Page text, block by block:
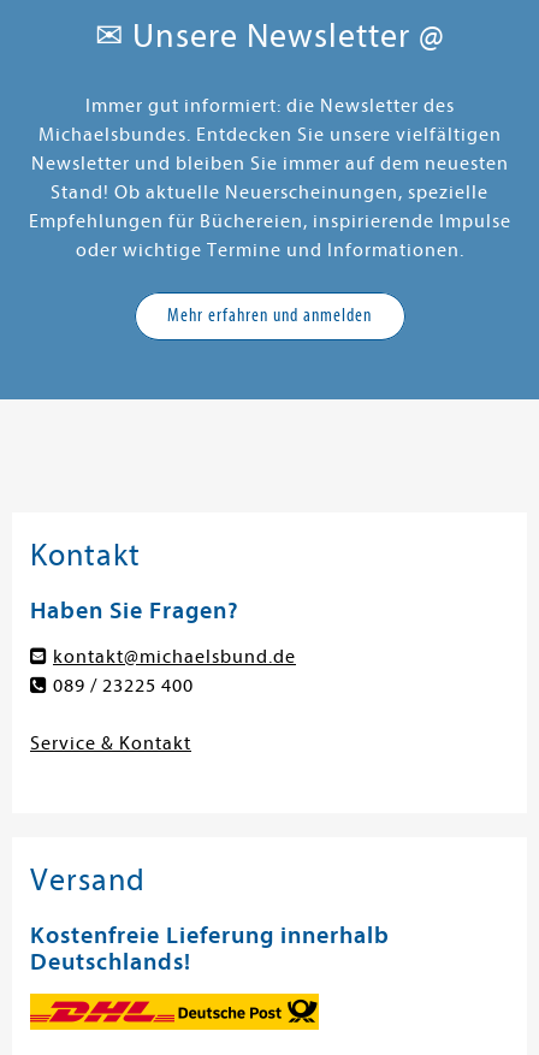
✉ Unsere Newsletter @
Immer gut informiert: die Newsletter des
Michaelsbundes. Entdecken Sie unsere vielfältigen
Newsletter und bleiben Sie immer auf dem neuesten
Stand! Ob aktuelle Neuerscheinungen, spezielle
Empfehlungen für Büchereien, inspirierende Impulse
oder wichtige Termine und Informationen.
Mehr erfahren und anmelden
Kontakt
Haben Sie Fragen?
kontakt@michaelsbund.de
089 / 23225 400
Service & Kontakt
Versand
Kostenfreie Lieferung innerhalb
Deutschlands!